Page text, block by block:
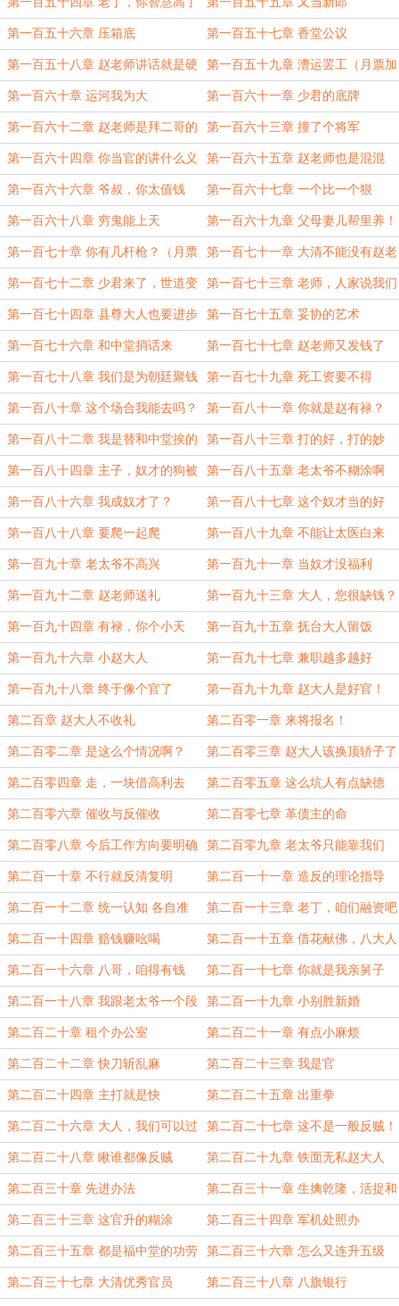
啊（补更）
第一百五十六章 压箱底 第一百五十七章 香堂公议
第一百五十八章 赵老师讲话就是硬
气（月票加更一）
第一百五十九章 漕运罢工（月票加
更二）
第一百六十章 运河我为大 第一百六十一章 少君的底牌
第一百六十二章 赵老师是拜二哥的 第一百六十三章 撞了个将军
第一百六十四章 你当官的讲什么义
气
第一百六十五章 赵老师也是混混
第一百六十六章 爷叔，你太值钱
了！（月票加更三）
第一百六十七章 一个比一个狠
第一百六十八章 穷鬼能上天 第一百六十九章 父母妻儿帮里养！
第一百七十章 你有几杆枪？（月票
加更四）
第一百七十一章 大清不能没有赵老
师
第一百七十二章 少君来了，世道变
了
第一百七十三章 老师，人家说我们
造反怎么办？
第一百七十四章 县尊大人也要进步 第一百七十五章 妥协的艺术
第一百七十六章 和中堂捎话来 第一百七十七章 赵老师又发钱了
（月票加更五）
第一百七十八章 我们是为朝廷聚钱 第一百七十九章 死工资要不得
第一百八十章 这个场合我能去吗？ 第一百八十一章 你就是赵有禄？
打！
第一百八十二章 我是替和中堂挨的
打！
第一百八十三章 打的好，打的妙
第一百八十四章 主子，奴才的狗被
人打了
第一百八十五章 老太爷不糊涂啊
第一百八十六章 我成奴才了？ 第一百八十七章 这个奴才当的好
第一百八十八章 要爬一起爬 第一百八十九章 不能让太医白来
第一百九十章 老太爷不高兴 第一百九十一章 当奴才没福利
第一百九十二章 赵老师送礼 第一百九十三章 大人，您很缺钱？
第一百九十四章 有禄，你个小天
才！
第一百九十五章 抚台大人留饭
第一百九十六章 小赵大人 第一百九十七章 兼职越多越好
第一百九十八章 终于像个官了 第一百九十九章 赵大人是好官！
第二百章 赵大人不收礼 第二百零一章 来将报名！
第二百零二章 是这么个情况啊？ 第二百零三章 赵大人该换顶轿子了
第二百零四章 走，一块借高利去 第二百零五章 这么坑人有点缺德
第二百零六章 催收与反催收 第二百零七章 革债主的命
第二百零八章 今后工作方向要明确 第二百零九章 老太爷只能靠我们
第二百一十章 不行就反清复明 第二百一十一章 造反的理论指导
第二百一十二章 统一认知 各自准
备
第二百一十三章 老丁，咱们融资吧
第二百一十四章 赔钱赚吆喝 第二百一十五章 借花献佛，八大人
笑纳
第二百一十六章 八哥，咱得有钱
啊！
第二百一十七章 你就是我亲舅子
第二百一十八章 我跟老太爷一个段
位？
第二百一十九章 小别胜新婚
第二百二十章 租个办公室 第二百二十一章 有点小麻烦
第二百二十二章 快刀斩乱麻 第二百二十三章 我是官
第二百二十四章 主打就是快 第二百二十五章 出重拳
第二百二十六章 大人，我们可以过
户啊
第二百二十七章 这不是一般反贼！
第二百二十八章 瞅谁都像反贼 第二百二十九章 铁面无私赵大人
第二百三十章 先进办法 第二百三十一章 生擒乾隆，活捉和
珅
第二百三十三章 这官升的糊涂 第二百三十四章 军机处照办
第二百三十五章 都是福中堂的功劳 第二百三十六章 怎么又连升五级
的！
第二百三十七章 大清优秀官员 第二百三十八章 八旗银行